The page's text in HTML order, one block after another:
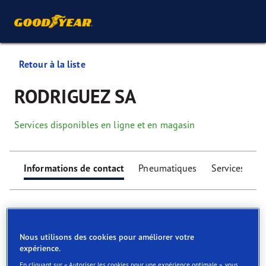
Retour à la liste
RODRIGUEZ SA
Services disponibles en ligne et en magasin
Informations de contact Pneumatiques Services
Find your tyres
Nous utilisons des cookies pour améliorer votre
expérience.